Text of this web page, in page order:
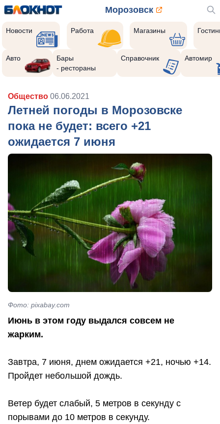
Морозовск
Новости Работа Магазины
Авто
Бары
- рестораны
Справочник Автомир
Общество 06.06.2021
Летней погоды в Морозовске
пока не будет: всего +21
ожидается 7 июня
Фото: pixabay.com
Июнь в этом году выдался совсем не
жарким.
Завтра, 7 июня, днем ожидается +21, ночью +14.
Пройдет небольшой дождь.
Ветер будет слабый, 5 метров в секунду с
порывами до 10 метров в секунду.